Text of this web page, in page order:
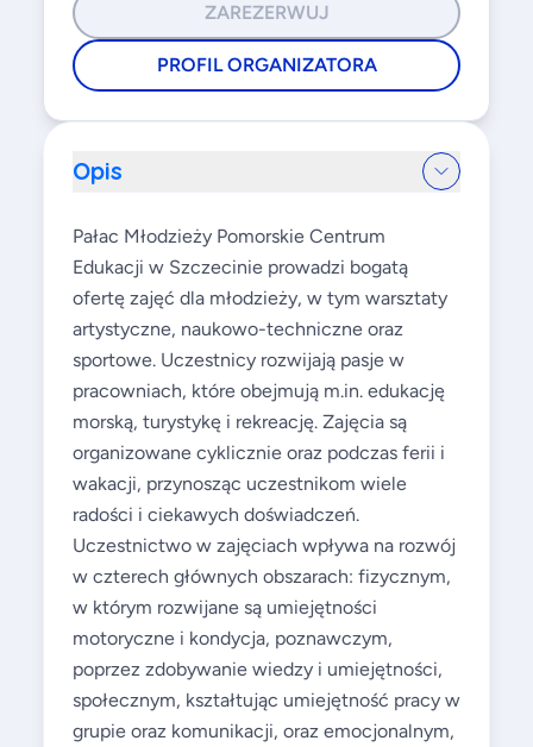
ZAREZERWUJ
PROFIL ORGANIZATORA
Opis
Pałac Młodzieży Pomorskie Centrum
Edukacji w Szczecinie prowadzi bogatą
ofertę zajęć dla młodzieży, w tym warsztaty
artystyczne, naukowo-techniczne oraz
sportowe. Uczestnicy rozwijają pasje w
pracowniach, które obejmują m.in. edukację
morską, turystykę i rekreację. Zajęcia są
organizowane cyklicznie oraz podczas ferii i
wakacji, przynosząc uczestnikom wiele
radości i ciekawych doświadczeń.
Uczestnictwo w zajęciach wpływa na rozwój
w czterech głównych obszarach: fizycznym,
w którym rozwijane są umiejętności
motoryczne i kondycja, poznawczym,
poprzez zdobywanie wiedzy i umiejętności,
społecznym, kształtując umiejętność pracy w
grupie oraz komunikacji, oraz emocjonalnym,